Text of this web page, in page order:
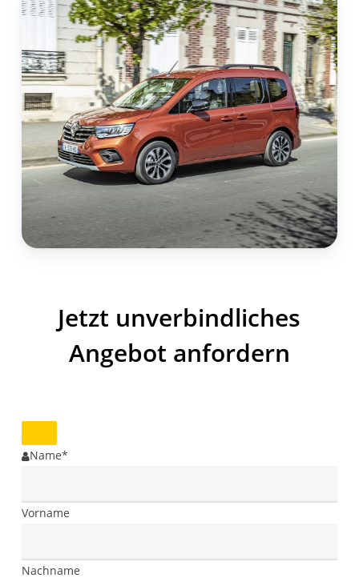
Jetzt unverbindliches
Angebot anfordern
Name*
Vorname
Nachname